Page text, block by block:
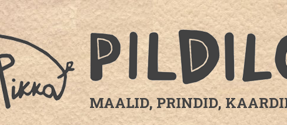
MAALID, PRINDID,